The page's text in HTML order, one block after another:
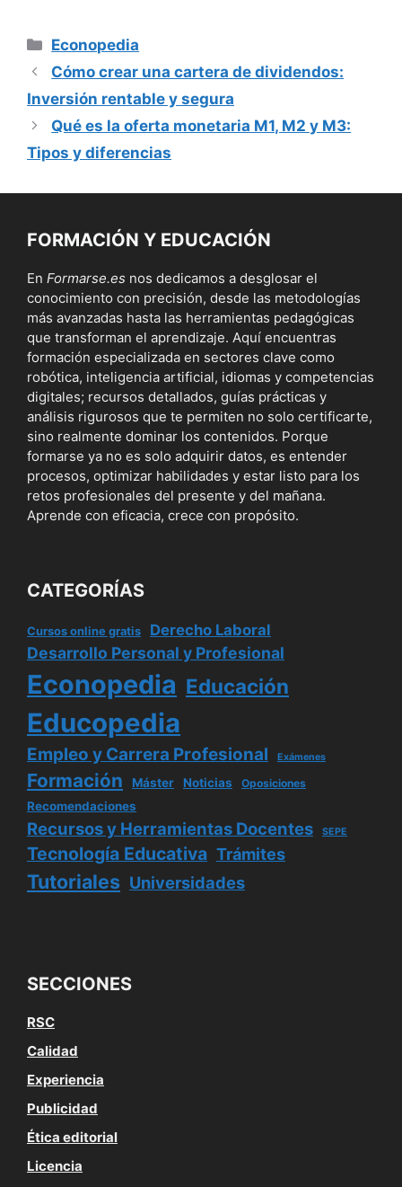
Categorías
Econopedia
Cómo crear una cartera de dividendos:
Inversión rentable y segura
Qué es la oferta monetaria M1, M2 y M3:
Tipos y diferencias
FORMACIÓN Y EDUCACIÓN
En Formarse.es nos dedicamos a desglosar el
conocimiento con precisión, desde las metodologías
más avanzadas hasta las herramientas pedagógicas
que transforman el aprendizaje. Aquí encuentras
formación especializada en sectores clave como
robótica, inteligencia artificial, idiomas y competencias
digitales; recursos detallados, guías prácticas y
análisis rigurosos que te permiten no solo certificarte,
sino realmente dominar los contenidos. Porque
formarse ya no es solo adquirir datos, es entender
procesos, optimizar habilidades y estar listo para los
retos profesionales del presente y del mañana.
Aprende con eficacia, crece con propósito.
CATEGORÍAS
Cursos online gratis Derecho Laboral
Desarrollo Personal y Profesional
Econopedia Educación
Educopedia
Empleo y Carrera Profesional Exámenes
Formación Máster Noticias Oposiciones
Recomendaciones
Recursos y Herramientas Docentes SEPE
Tecnología Educativa Trámites
Tutoriales Universidades
SECCIONES
RSC
Calidad
Experiencia
Publicidad
Ética editorial
Licencia